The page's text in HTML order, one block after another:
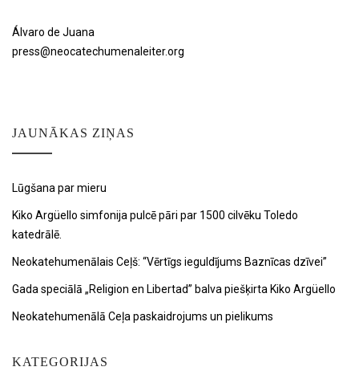
Álvaro de Juana
press@neocatechumenaleiter.org
JAUNĀKAS ZIŅAS
Lūgšana par mieru
Kiko Argüello simfonija pulcē pāri par 1500 cilvēku Toledo
katedrālē.
Neokatehumenālais Ceļš: “Vērtīgs ieguldījums Baznīcas dzīvei”
Gada speciālā „Religion en Libertad” balva piešķirta Kiko Argüello
Neokatehumenālā Ceļa paskaidrojums un pielikums
KATEGORIJAS